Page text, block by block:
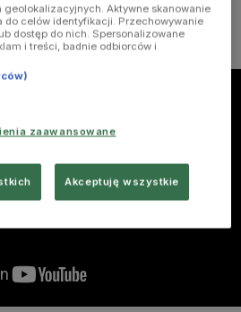
przebojową kompozycję "La
geolokalizacyjnych. Aktywne skanowanie
do celów identyfikacji. Przechowywanie
dostęp do nich. Spersonalizowane
i treści, badnie odbiorców i
zaawansowane
Akceptuję wszystkie